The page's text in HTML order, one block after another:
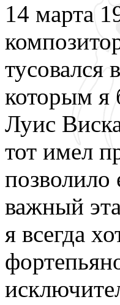
14 марта
тусовался
которым я
Луис
тот имел
позволило
важный
я всегда